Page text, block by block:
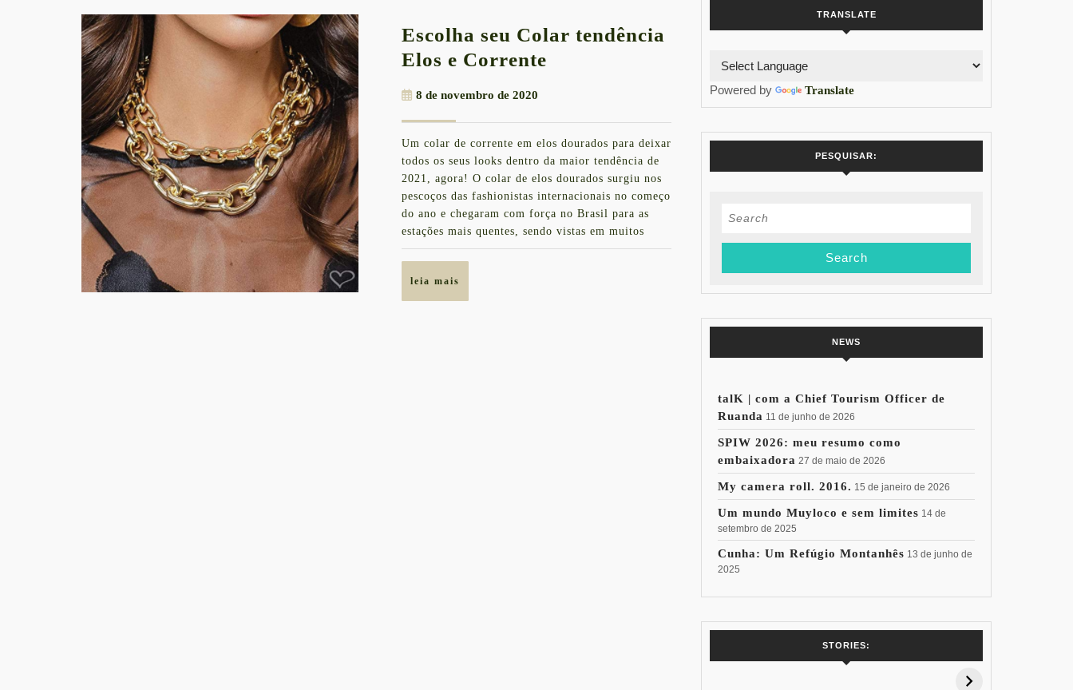
Escolha seu Colar tendência
Elos e Corrente
tendência
Elos
e
Corrente
8 de novembro de 2020
de
2020
Um colar de corrente em elos dourados para deixar
todos os seus looks dentro da maior tendência de
2021, agora! O colar de elos dourados surgiu nos
pescoços das fashionistas internacionais no começo
do ano e chegaram com força no Brasil para as
estações mais quentes, sendo vistas em muitos
leia mais
TRANSLATE
Powered by Translate
PESQUISAR:
Search
NEWS
talK | com a Chief Tourism Officer de
Ruanda 11 de junho de 2026
SPIW 2026: meu resumo como
embaixadora 27 de maio de 2026
My camera roll. 2016. 15 de janeiro de 2026
Um mundo Muyloco e sem limites 14 de
setembro de 2025
Cunha: Um Refúgio Montanhês 13 de junho de
2025
STORIES:
7 Vinhos com +
15% de
Pessoal: Os